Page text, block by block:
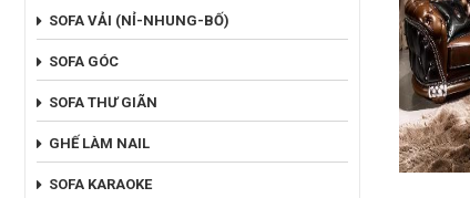
SOFA VẢI (NỈ-NHUNG-BỐ)
SOFA GÓC
SOFA THƯ GIÃN
GHẾ LÀM NAIL
SOFA KARAOKE